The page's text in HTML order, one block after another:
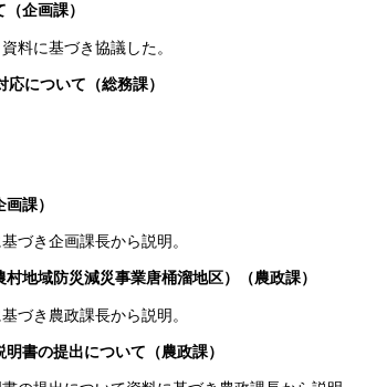
企画課）​​​​​​​
料に基づき協議した。
について（総務課）​​​​​​​
課）
づき企画課長から説明。
地域防災減災事業唐桶溜地区）（農政課）
づき農政課長から説明。
書の提出について（農政課）